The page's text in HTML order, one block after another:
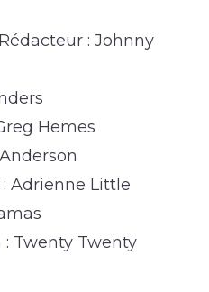
: Johnny
Hemes
Adrienne Little
Twenty Twenty